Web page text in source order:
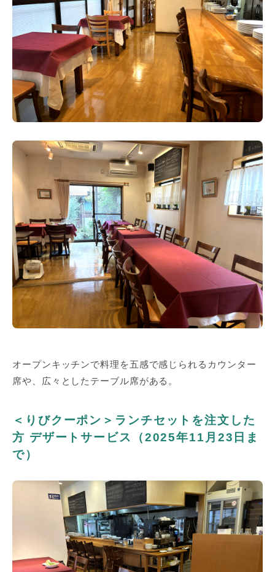
オープンキッチンで料理を五感で感じられるカウンター
席や、広々としたテーブル席がある。
＜りびクーポン＞ランチセットを注文した
方 デザートサービス（2025年11月23日ま
で）